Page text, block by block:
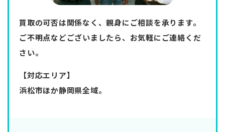
買取の可否は関係なく、親身にご相談を承ります。
ご不明点などございましたら、お気軽にご連絡くだ
さい。
【対応エリア】
浜松市ほか静岡県全域。